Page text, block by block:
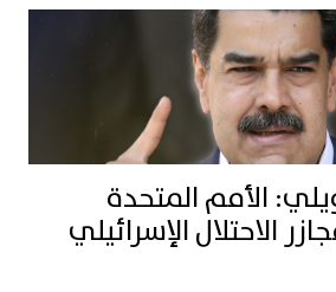
الأمم المتحدة
الاحتلال الإسرائيلي